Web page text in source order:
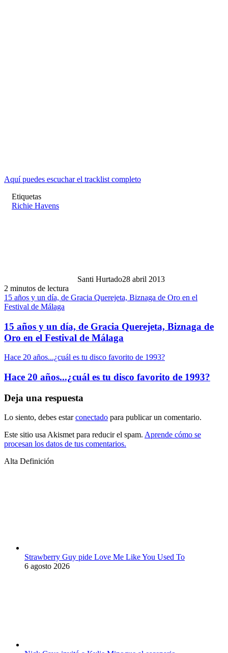
Aquí puedes escuchar el tracklist completo
Etiquetas
Richie Havens
Santi Hurtado28 abril 2013
2 minutos de lectura
15 años y un día, de Gracia Querejeta, Biznaga de Oro en el
Festival de Málaga
15 años y un día, de Gracia Querejeta, Biznaga de
Oro en el Festival de Málaga
Hace 20 años...¿cuál es tu disco favorito de 1993?
Hace 20 años...¿cuál es tu disco favorito de 1993?
Deja una respuesta
Lo siento, debes estarconectado para publicar un comentario.
Este sitio usa Akismet para reducir el spam. Aprende cómo se
procesan los datos de tus comentarios.
Alta Definición
Strawberry Guy pide Love Me Like You Used To
6 agosto 2026